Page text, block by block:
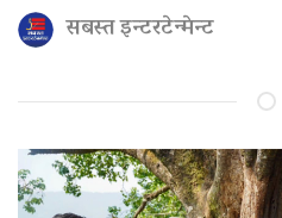
सबस्त इन्टरटेन्मेन्ट